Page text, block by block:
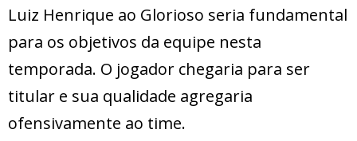
Luiz Henrique ao Glorioso seria fundamental
para os objetivos da equipe nesta
temporada. O jogador chegaria para ser
titular e sua qualidade agregaria
ofensivamente ao time.